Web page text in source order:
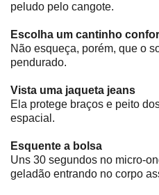
peludo pelo cangote.
Escolha um cantinho
Não esqueça, porém, que o
pendurado.
Vista uma jaqueta jeans
Ela protege braços e peito
espacial.
Esquente a bolsa
Uns 30 segundos no micro-
geladão entrando no corpo